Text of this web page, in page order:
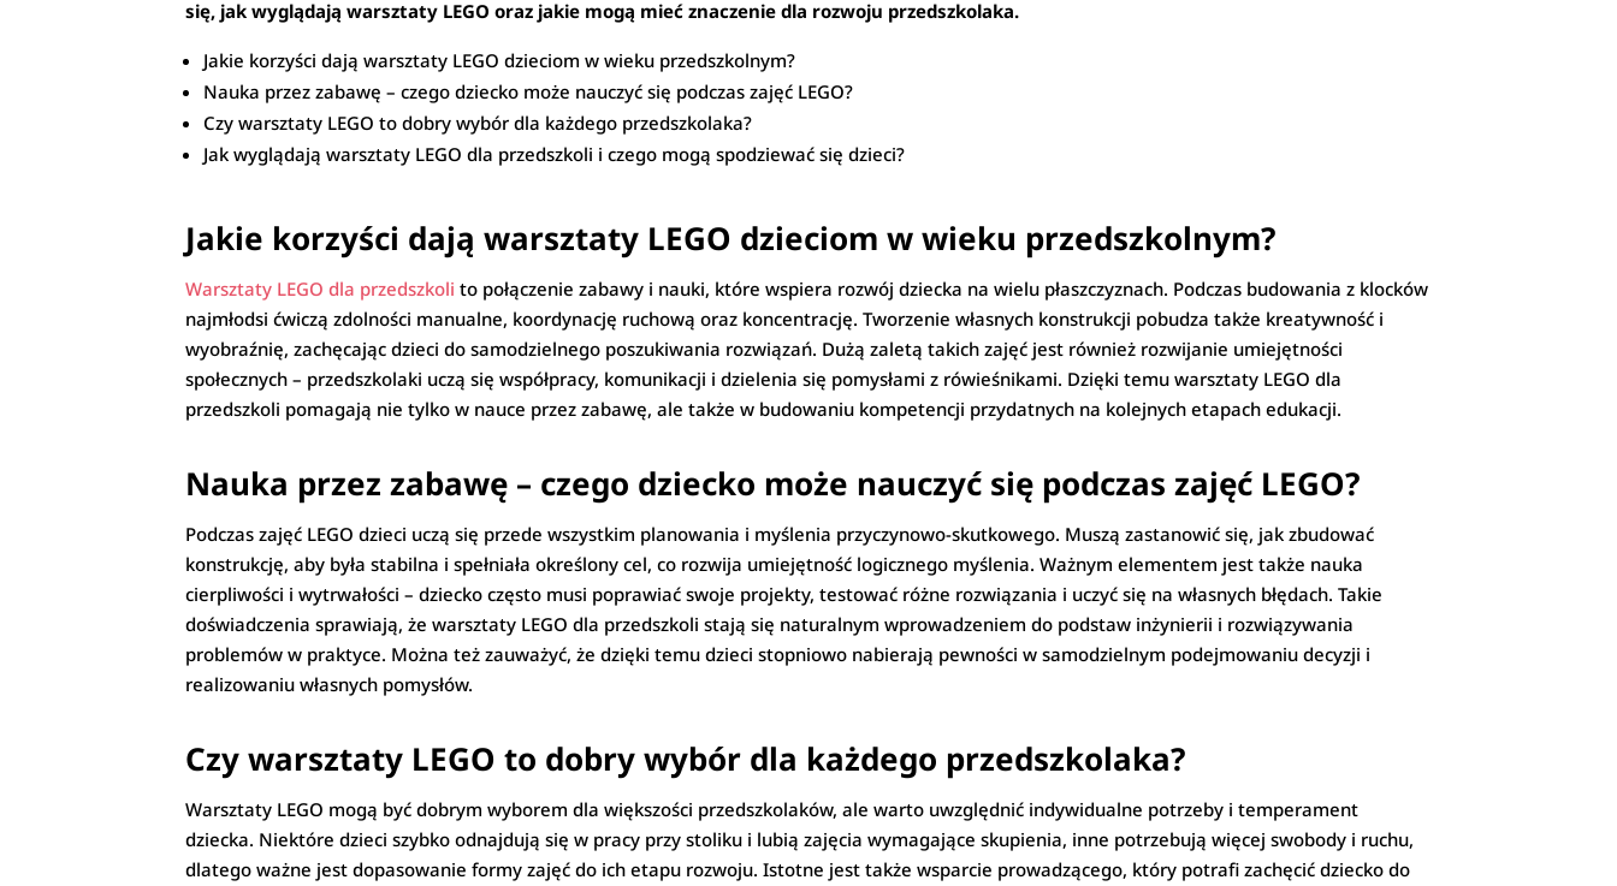
się, jak wyglądają warsztaty LEGO oraz jakie mogą mieć znaczenie dla rozwoju przedszkolaka.
Jakie korzyści dają warsztaty LEGO dzieciom w wieku przedszkolnym?
Nauka przez zabawę – czego dziecko może nauczyć się podczas zajęć LEGO?
Czy warsztaty LEGO to dobry wybór dla każdego przedszkolaka?
Jak wyglądają warsztaty LEGO dla przedszkoli i czego mogą spodziewać się dzieci?
Jakie korzyści dają warsztaty LEGO dzieciom w wieku przedszkolnym?
Warsztaty LEGO dla przedszkoli to połączenie zabawy i nauki, które wspiera rozwój dziecka na wielu płaszczyznach. Podczas budowania z klocków
najmłodsi ćwiczą zdolności manualne, koordynację ruchową oraz koncentrację. Tworzenie własnych konstrukcji pobudza także kreatywność i
wyobraźnię, zachęcając dzieci do samodzielnego poszukiwania rozwiązań. Dużą zaletą takich zajęć jest również rozwijanie umiejętności
społecznych – przedszkolaki uczą się współpracy, komunikacji i dzielenia się pomysłami z rówieśnikami. Dzięki temu warsztaty LEGO dla
przedszkoli pomagają nie tylko w nauce przez zabawę, ale także w budowaniu kompetencji przydatnych na kolejnych etapach edukacji.
Nauka przez zabawę – czego dziecko może nauczyć się podczas zajęć LEGO?
Podczas zajęć LEGO dzieci uczą się przede wszystkim planowania i myślenia przyczynowo-skutkowego. Muszą zastanowić się, jak zbudować
konstrukcję, aby była stabilna i spełniała określony cel, co rozwija umiejętność logicznego myślenia. Ważnym elementem jest także nauka
cierpliwości i wytrwałości – dziecko często musi poprawiać swoje projekty, testować różne rozwiązania i uczyć się na własnych błędach. Takie
doświadczenia sprawiają, że warsztaty LEGO dla przedszkoli stają się naturalnym wprowadzeniem do podstaw inżynierii i rozwiązywania
problemów w praktyce. Można też zauważyć, że dzięki temu dzieci stopniowo nabierają pewności w samodzielnym podejmowaniu decyzji i
realizowaniu własnych pomysłów.
Czy warsztaty LEGO to dobry wybór dla każdego przedszkolaka?
Warsztaty LEGO mogą być dobrym wyborem dla większości przedszkolaków, ale warto uwzględnić indywidualne potrzeby i temperament
dziecka. Niektóre dzieci szybko odnajdują się w pracy przy stoliku i lubią zajęcia wymagające skupienia, inne potrzebują więcej swobody i ruchu,
dlatego ważne jest dopasowanie formy zajęć do ich etapu rozwoju. Istotne jest także wsparcie prowadzącego, który potrafi zachęcić dziecko do